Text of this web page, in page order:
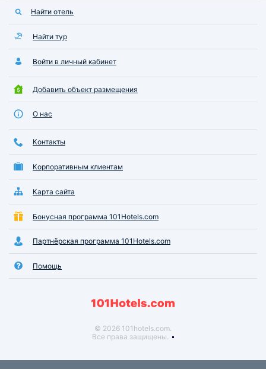
Найти отель
Найти тур
Войти в личный кабинет
Добавить объект размещения
О нас
Контакты
Корпоративным клиентам
Карта сайта
Бонусная программа 101Hotels.com
Партнёрская программа 101Hotels.com
Помощь
© 2026 101hotels.com.
Все права защищены.